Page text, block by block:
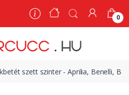
0
szett szinter - Aprilia, Benelli,
0